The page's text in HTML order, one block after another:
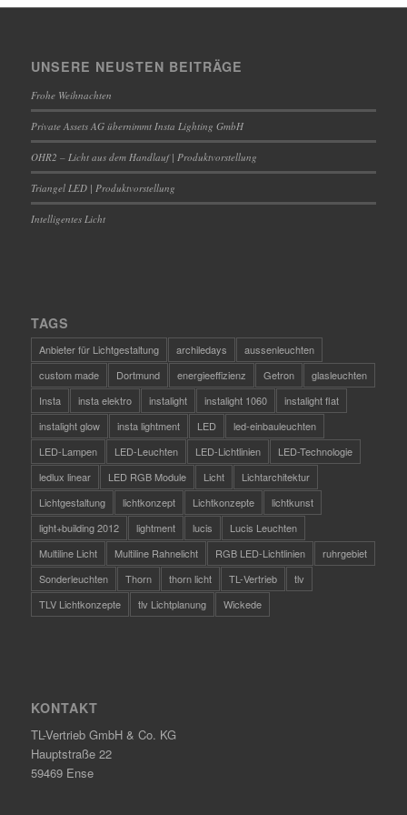
UNSERE NEUSTEN BEITRÄGE
Frohe Weihnachten
Private Assets AG übernimmt Insta Lighting GmbH
OHR2 – Licht aus dem Handlauf | Produktvorstellung
Triangel LED | Produktvorstellung
Intelligentes Licht
TAGS
Anbieter für Lichtgestaltung archiledays
aussenleuchten
custom made
Dortmund energieeffizienz Getron
glasleuchten
Insta
insta elektro instalight instalight 1060
instalight flat
instalight glow
insta lightment LED
led-einbauleuchten
LED-Lampen
LED-Leuchten LED-Lichtlinien
LED-Technologie
ledlux linear
LED RGB Module Licht
Lichtarchitektur
Lichtgestaltung
lichtkonzept Lichtkonzepte
lichtkunst
light+building 2012
lightment lucis
Lucis Leuchten
Multiline Licht
Multiline Rahnelicht RGB LED-Lichtlinien
ruhrgebiet
Sonderleuchten
Thorn thorn licht TL-Vertrieb
tlv
TLV Lichtkonzepte
tlv Lichtplanung Wickede
KONTAKT
TL-Vertrieb GmbH & Co. KG
Hauptstraße 22
59469 Ense